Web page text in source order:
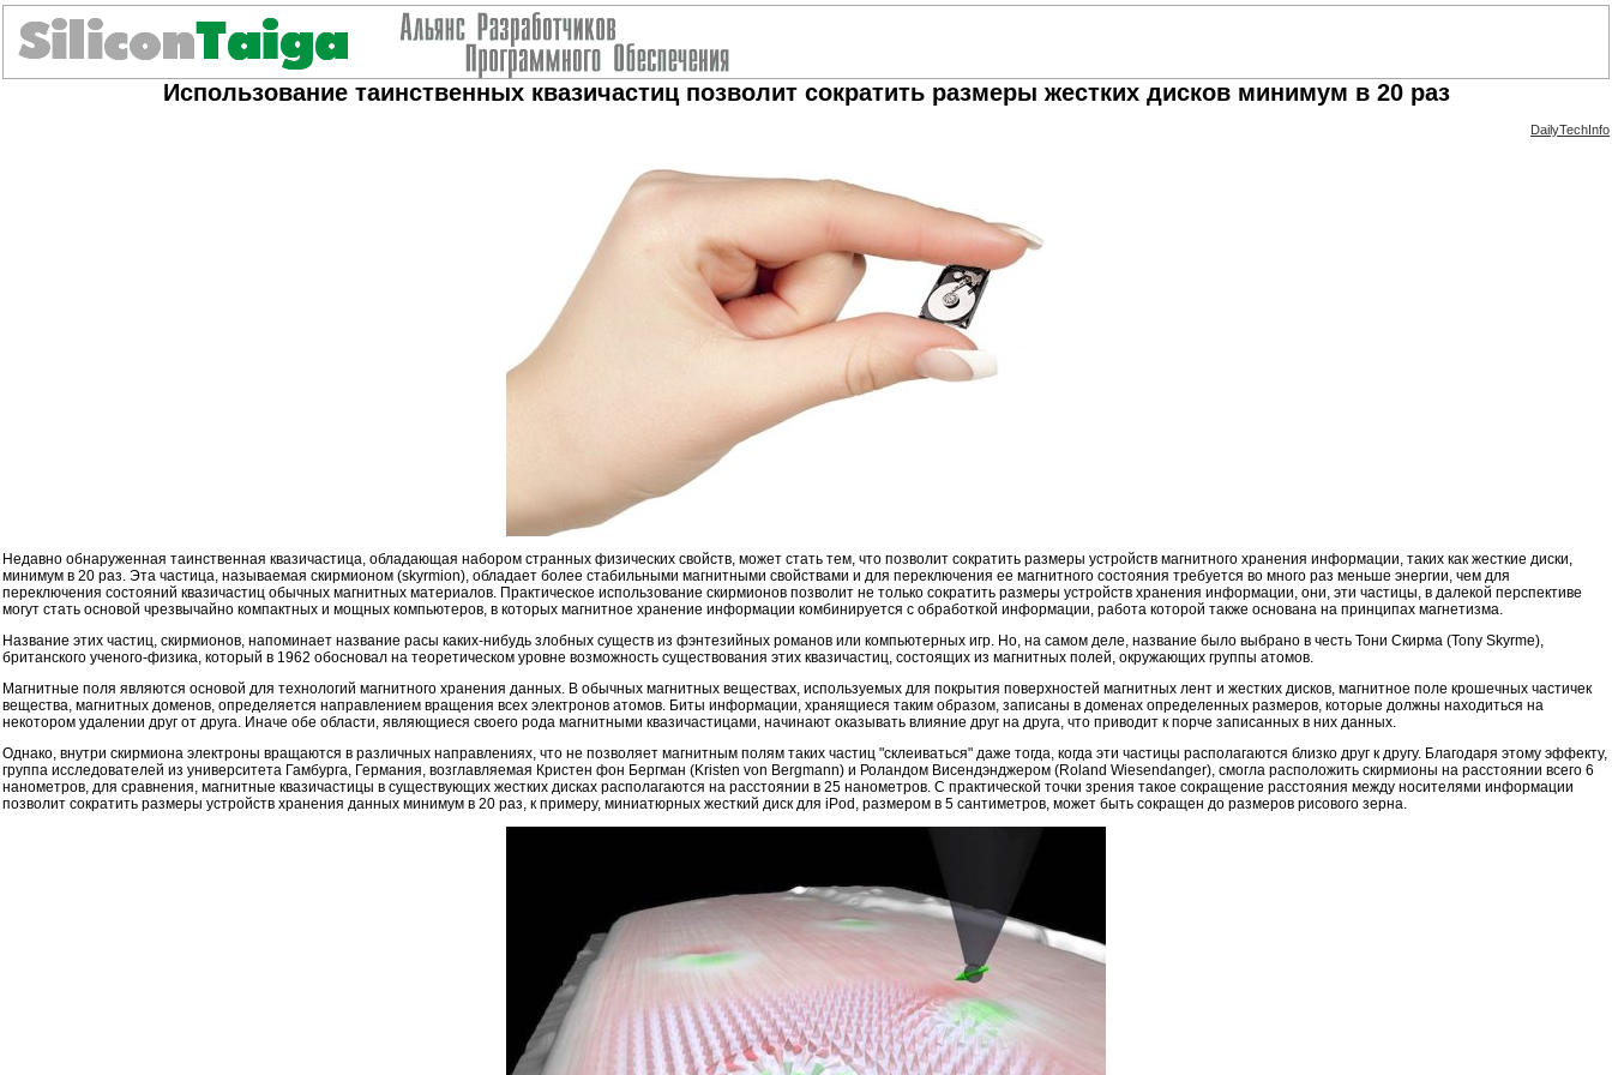
Использование таинственных квазичастиц позволит сократить размеры жестких дисков минимум в 20 раз
DailyTechInfo
Недавно обнаруженная таинственная квазичастица, обладающая набором странных физических свойств, может стать тем, что позволит сократить размеры устройств магнитного хранения информации, таких как жесткие диски,
минимум в 20 раз. Эта частица, называемая скирмионом (skyrmion), обладает более стабильными магнитными свойствами и для переключения ее магнитного состояния требуется во много раз меньше энергии, чем для
переключения состояний квазичастиц обычных магнитных материалов. Практическое использование скирмионов позволит не только сократить размеры устройств хранения информации, они, эти частицы, в далекой перспективе
могут стать основой чрезвычайно компактных и мощных компьютеров, в которых магнитное хранение информации комбинируется с обработкой информации, работа которой также основана на принципах магнетизма.
Название этих частиц, скирмионов, напоминает название расы каких-нибудь злобных существ из фэнтезийных романов или компьютерных игр. Но, на самом деле, название было выбрано в честь Тони Скирма (Tony Skyrme),
британского ученого-физика, который в 1962 обосновал на теоретическом уровне возможность существования этих квазичастиц, состоящих из магнитных полей, окружающих группы атомов.
Магнитные поля являются основой для технологий магнитного хранения данных. В обычных магнитных веществах, используемых для покрытия поверхностей магнитных лент и жестких дисков, магнитное поле крошечных частичек
вещества, магнитных доменов, определяется направлением вращения всех электронов атомов. Биты информации, хранящиеся таким образом, записаны в доменах определенных размеров, которые должны находиться на
некотором удалении друг от друга. Иначе обе области, являющиеся своего рода магнитными квазичастицами, начинают оказывать влияние друг на друга, что приводит к порче записанных в них данных.
Однако, внутри скирмиона электроны вращаются в различных направлениях, что не позволяет магнитным полям таких частиц "склеиваться" даже тогда, когда эти частицы располагаются близко друг к другу. Благодаря этому эффекту,
группа исследователей из университета Гамбурга, Германия, возглавляемая Кристен фон Бергман (Kristen von Bergmann) и Роландом Висендэнджером (Roland Wiesendanger), смогла расположить скирмионы на расстоянии всего 6
нанометров, для сравнения, магнитные квазичастицы в существующих жестких дисках располагаются на расстоянии в 25 нанометров. С практической точки зрения такое сокращение расстояния между носителями информации
позволит сократить размеры устройств хранения данных минимум в 20 раз, к примеру, миниатюрных жесткий диск для iPod, размером в 5 сантиметров, может быть сокращен до размеров рисового зерна.